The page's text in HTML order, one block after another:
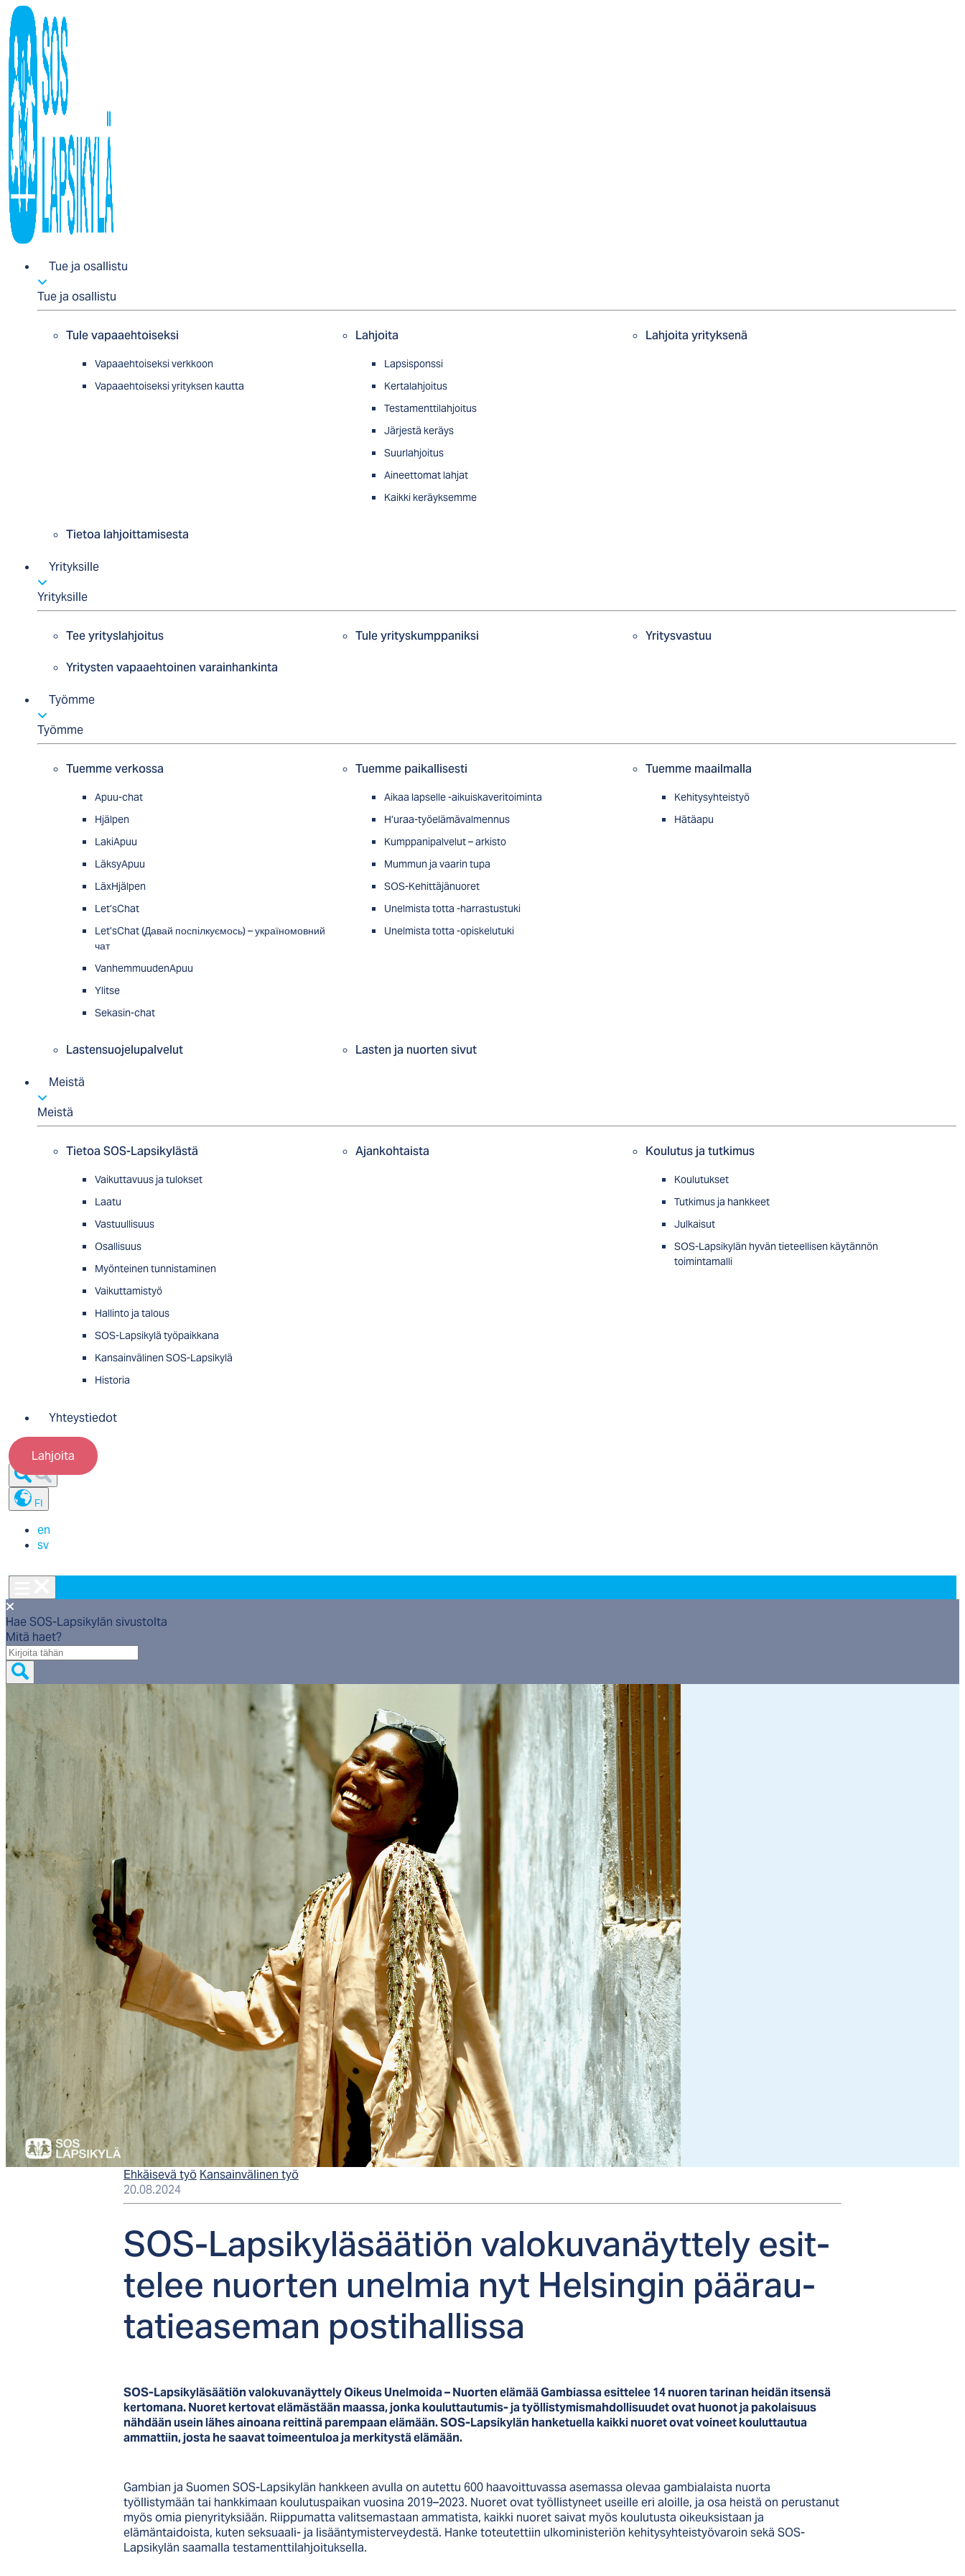
Tue ja osallistu
Tue ja osallistu
Tule vapaaehtoiseksi
Vapaaehtoiseksi verkkoon
Vapaaehtoiseksi yrityksen kautta
Lahjoita
Lapsisponssi
Kertalahjoitus
Testamenttilahjoitus
Järjestä keräys
Suurlahjoitus
Aineettomat lahjat
Kaikki keräyksemme
Lahjoita yrityksenä
Tietoa lahjoittamisesta
Yrityksille
Yrityksille
Tee yrityslahjoitus Tule yrityskumppaniksi
Yritysvastuu
Yritysten vapaaehtoinen varainhankinta
Työmme
Työmme
Tuemme verkossa
Apuu-chat
Hjälpen
LakiApuu
LäksyApuu
LäxHjälpen
Let’sChat
Let’sChat (Давай поспілкуємось) – україномовний
чат
VanhemmuudenApuu
Ylitse
Sekasin-chat
Tuemme paikallisesti
Aikaa lapselle -aikuiskaveritoiminta
H’uraa-työelämävalmennus
Kumppanipalvelut – arkisto
Mummun ja vaarin tupa
SOS-Kehittäjänuoret
Unelmista totta -harrastustuki
Unelmista totta -opiskelutuki
Tuemme maailmalla
Kehitysyhteistyö
Hätäapu
Lastensuojelupalvelut Lasten ja nuorten sivut
Meistä
Meistä
Tietoa SOS-Lapsikylästä
Vaikuttavuus ja tulokset
Laatu
Vastuullisuus
Osallisuus
Myön­tei­nen tun­nis­ta­minen
Vaikuttamistyö
Hallinto ja talous
SOS-Lapsikylä työpaikkana
Kansainvälinen SOS-Lapsikylä
Historia
Ajankohtaista Koulutus ja tutkimus
Koulutukset
Tutkimus ja hankkeet
Julkaisut
SOS-Lapsikylän hyvän tieteellisen käytännön
toimintamalli
Yhteystiedot
Lahjoita
FI
en
sv
Hae SOS-Lapsikylän sivustolta
Mitä haet?
Mitä
haet?
Ehkäisevä työ Kansainvälinen työ
20.08.2024
SOS-Lap­si­ky­lä­sää­tiön va­lo­ku­va­näyt­te­ly esit­
te­lee nuor­ten unel­mia nyt Hel­sin­gin pää­rau­
ta­tiea­se­man pos­ti­hal­lis­sa
SOS-Lapsikyläsäätiön valokuvanäyttely Oikeus Unelmoida – Nuorten elämää Gambiassa esittelee 14 nuoren tarinan heidän itsensä
kertomana. Nuoret kertovat elämästään maassa, jonka kouluttautumis- ja työllistymismahdollisuudet ovat huonot ja pakolaisuus
nähdään usein lähes ainoana reittinä parempaan elämään. SOS-Lapsikylän hanketuella kaikki nuoret ovat voineet kouluttautua
ammattiin, josta he saavat toimeentuloa ja merkitystä elämään.
Gambian ja Suomen SOS-Lapsikylän hankkeen avulla on autettu 600 haavoittuvassa asemassa olevaa gambialaista nuorta
työllistymään tai hankkimaan koulutuspaikan vuosina 2019–2023. Nuoret ovat työllistyneet useille eri aloille, ja osa heistä on perustanut
myös omia pienyrityksiään. Riippumatta valitsemastaan ammatista, kaikki nuoret saivat myös koulutusta oikeuksistaan ja
elämäntaidoista, kuten seksuaali- ja lisääntymisterveydestä. Hanke toteutettiin ulkoministeriön kehitysyhteistyövaroin sekä SOS-
Lapsikylän saamalla testamenttilahjoituksella.